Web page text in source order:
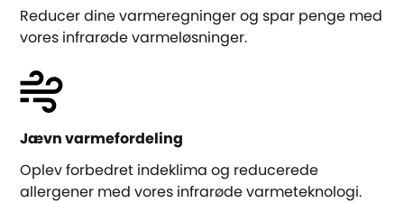
Reducer dine varmeregninger og spar penge med
vores infrarøde varmeløsninger.
Jævn varmefordeling
Oplev forbedret indeklima og reducerede
allergener med vores infrarøde varmeteknologi.